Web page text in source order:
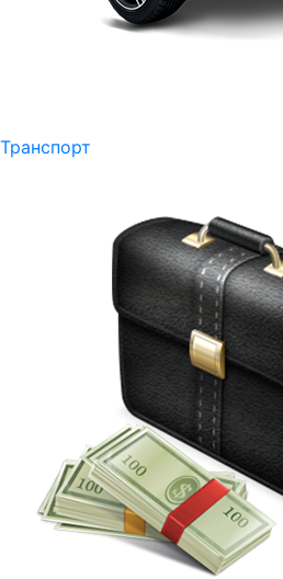
Транспорт